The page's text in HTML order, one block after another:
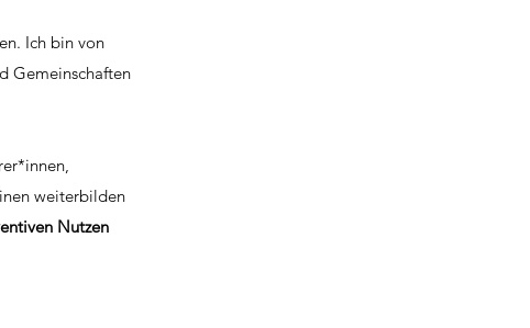
Ich bin von
Gemeinschaften
weiterbilden
Nutzen